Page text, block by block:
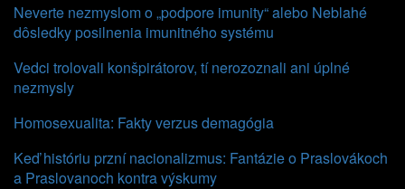
Neverte nezmyslom o „podpore imunity“ alebo Neblahé
dôsledky posilnenia imunitného systému
Vedci trolovali konšpirátorov, tí nerozoznali ani úplné
nezmysly
Homosexualita: Fakty verzus demagógia
Keď históriu przní nacionalizmus: Fantázie o Praslovákoch
a Praslovanoch kontra výskumy